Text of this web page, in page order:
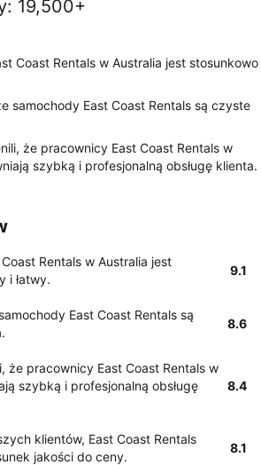
: 19,500+
Coast Rentals w Australia jest stosunkowo
samochody East Coast Rentals są czyste
że pracownicy East Coast Rentals w
szybką i profesjonalną obsługę klienta.
Rentals w Australia jest
i łatwy.
9.1
East Coast Rentals są
8.6
że pracownicy East Coast Rentals w
szybką i profesjonalną obsługę
8.4
klientów, East Coast Rentals
jakości do ceny.
8.1